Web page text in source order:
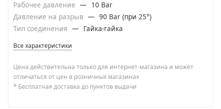
Рабочее давление —
10 Bar
Давление на разрыв — 90 Bar (при 25°)
Тип соединения — Гайка-гайка
Все характеристики
Цена действительна только для интернет-магазина и может
отличаться от цен в розничных магазинах
* Бесплатная доставка до пунктов выдачи